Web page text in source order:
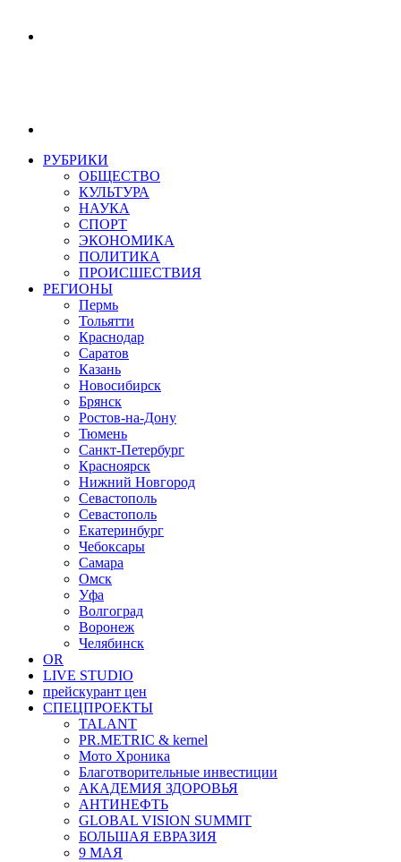
РУБРИКИ
ОБЩЕСТВО
КУЛЬТУРА
НАУКА
СПОРТ
ЭКОНОМИКА
ПОЛИТИКА
ПРОИСШЕСТВИЯ
РЕГИОНЫ
Пермь
Тольятти
Краснодар
Саратов
Казань
Новосибирск
Брянск
Ростов-на-Дону
Тюмень
Санкт-Петербург
Красноярск
Нижний Новгород
Севастополь
Севастополь
Екатеринбург
Чебоксары
Самара
Омск
Уфа
Волгоград
Воронеж
Челябинск
OR
LIVE STUDIO
прейскурант цен
СПЕЦПРОЕКТЫ
TALANT
PR.METRIC & kernel
Мото Хроника
Благотворительные инвестиции
АКАДЕМИЯ ЗДОРОВЬЯ
АНТИНЕФТЬ
GLOBAL VISION SUMMIT
БОЛЬШАЯ ЕВРАЗИЯ
9 МАЯ